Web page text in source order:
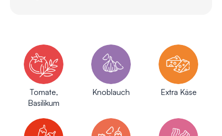
Tomate,
Basilikum
Knoblauch Extra Käse